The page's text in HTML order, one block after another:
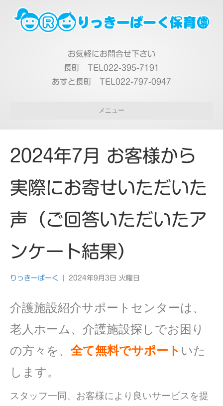
お気軽にお問合せ下さい
長町 TEL022-395-7191
あすと長町 TEL022-797-0947
メニュー
2024年7月 お客様から
実際にお寄せいただいた
声（ご回答いただいたア
ンケート結果）
りっきーぱーく 2024年9月3日 火曜日
介護施設紹介サポートセンターは、
老人ホーム、介護施設探しでお困り
の方々を、 全て無料でサポート いた
します。
スタッフ一同、お客様により良いサービスを提